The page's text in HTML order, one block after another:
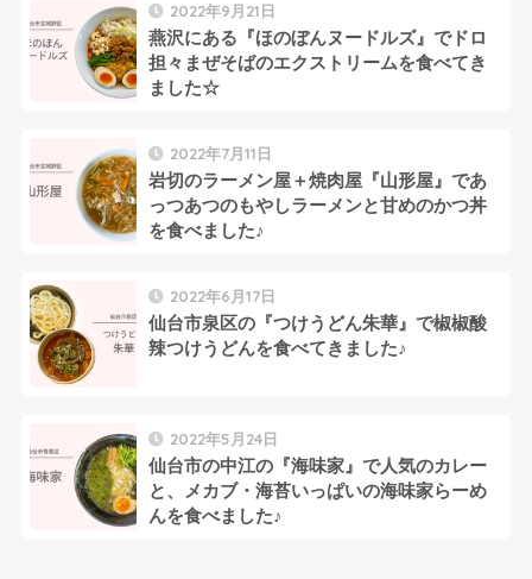
2022年9月21日
燕沢にある『ほのぼんヌードルズ』でドロ
担々まぜそばのエクストリームを食べてき
ました☆
2022年7月11日
岩切のラーメン屋＋焼肉屋『山形屋』であ
っつあつのもやしラーメンと甘めのかつ丼
を食べました♪
2022年6月17日
仙台市泉区の『つけうどん朱華』で椒椒酸
辣つけうどんを食べてきました♪
2022年5月24日
仙台市の中江の『海味家』で人気のカレー
と、メカブ・海苔いっぱいの海味家らーめ
んを食べました♪